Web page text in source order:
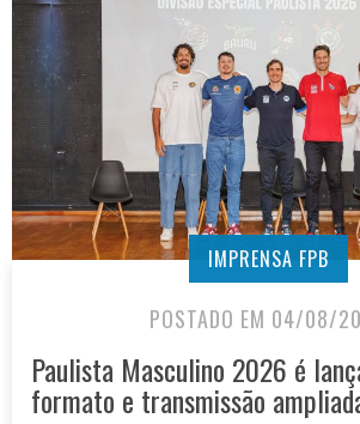
IMPRENSA FPB
POSTADO EM 04/08/
Paulista Masculino 2026 é
formato e transmissão